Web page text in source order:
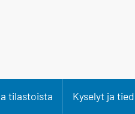
tilastoista Kyselyt ja